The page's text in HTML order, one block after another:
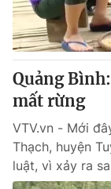
Quảng
mất rừng
VTV.vn - Mới
Thạch, huyện
luật, vì xảy ra